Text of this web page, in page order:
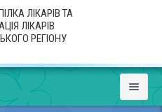
ЛІКАРІВ ТА
ЛІКАРІВ
РЕГІОНУ